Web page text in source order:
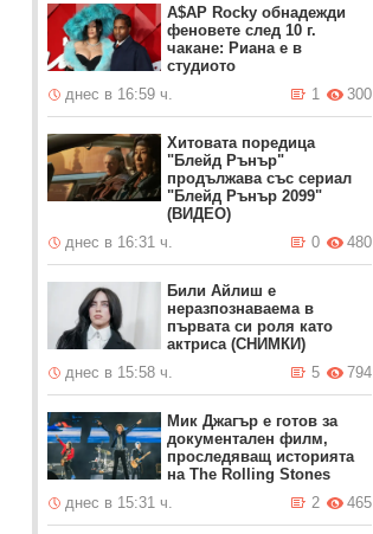
A$AP Rocky обнадежди
феновете след 10 г.
чакане: Риана е в
студиото
днес в 16:59 ч.
300
1
Хитовата поредица
"Блейд Рънър"
продължава със сериал
"Блейд Рънър 2099"
(ВИДЕО)
днес в 16:31 ч.
480
0
Били Айлиш е
неразпознаваема в
първата си роля като
актриса (СНИМКИ)
днес в 15:58 ч.
794
5
Мик Джагър е готов за
документален филм,
проследяващ историята
на The Rolling Stones
днес в 15:31 ч.
465
2